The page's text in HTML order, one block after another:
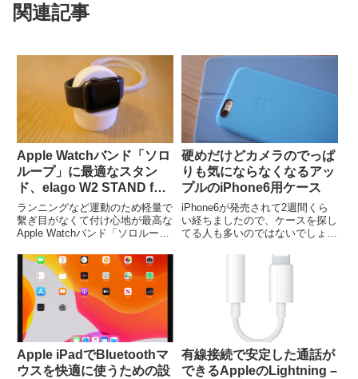
関連記事
Apple Watchバンド「ソロ
ループ」に最適なスタン
ド、elago W2 STAND for
Apple Watch
ランニングなど運動のため軽量で
繫ぎ目がなくて付け心地が最高な
Apple Watchバンド「ソロルー
いう名称からもわかるようにバン
ドがループ状になっているので、
Apple Watch付属の充電器で充電
しようとする...
硬めだけどカメラのでっぱ
りも気にならなくなるアッ
プルのiPhone6用ケース
iPhone6が発売されて2週間くら
い経ちましたので、ケースを探し
てる人も多いのではないでしょう
iPhone6用のシリコンケースを紹
Apple iPadでBluetoothマ
ウスを快適に使うための設
有線接続で安定した通話が
できるAppleのLightning –